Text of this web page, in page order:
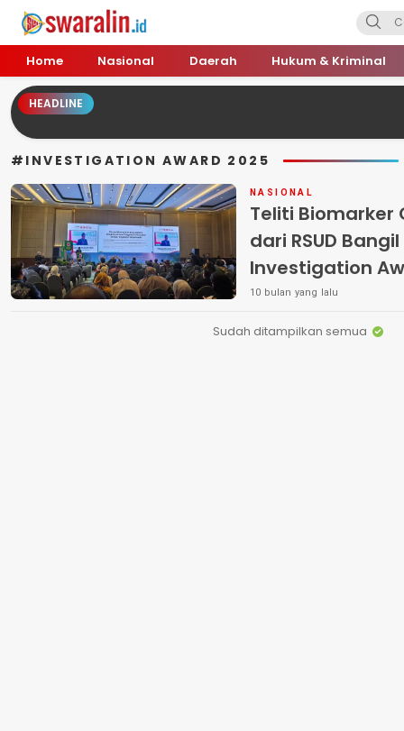
Swara Lin
Independent, Tajam & Profesional
Home Nasional Daerah Hukum & Kriminal
HEADLINE
#INVESTIGATION AWARD 2025
NASIONAL
Teliti Biomarker
dari RSUD
Investigation
10 bulan yang lalu
Sudah ditampilkan semua